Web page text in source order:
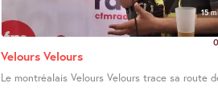
15
Velours Velours
Le montréalais Velours Velours trace sa route